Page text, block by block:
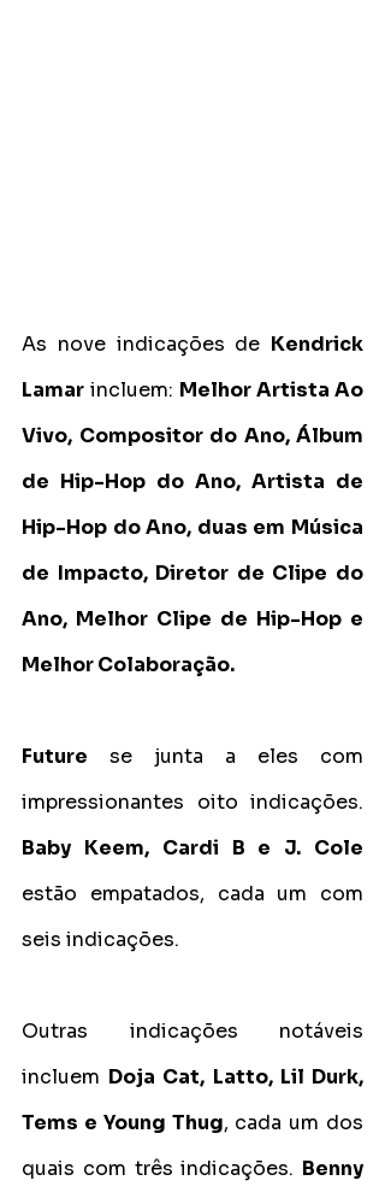
As nove indicações de Kendrick
Lamar incluem: Melhor Artista Ao
Vivo, Compositor do Ano, Álbum
de Hip-Hop do Ano, Artista de
Hip-Hop do Ano, duas em Música
de Impacto, Diretor de Clipe do
Ano, Melhor Clipe de Hip-Hop e
Melhor Colaboração.
Future se junta a eles com
Baby Keem, Cardi B e J. Cole
estão empatados, cada um com
seis indicações.
Outras indicações notáveis
incluem Doja Cat, Latto, Lil Durk,
Tems e Young Thug, cada um dos
quais com três indicações. Benny